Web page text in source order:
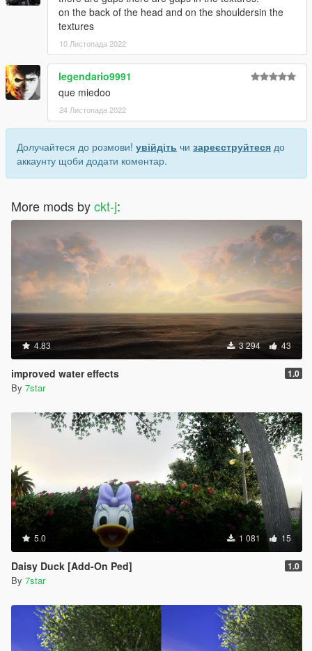
on the back of the head and on the shouldersin the
textures
10 Листопада 2022
legendario9991
que miedoo
24 Листопада 2022
Долучайтеся до розмови! увійдіть чи зареєструйтеся до
аккаунту щоби додати коментар.
More mods byckt-j:
4.83 3 294 43
improved water effects 1.0
By 7star
5.0 1 081 15
Daisy Duck [Add-On Ped] 1.0
By 7star